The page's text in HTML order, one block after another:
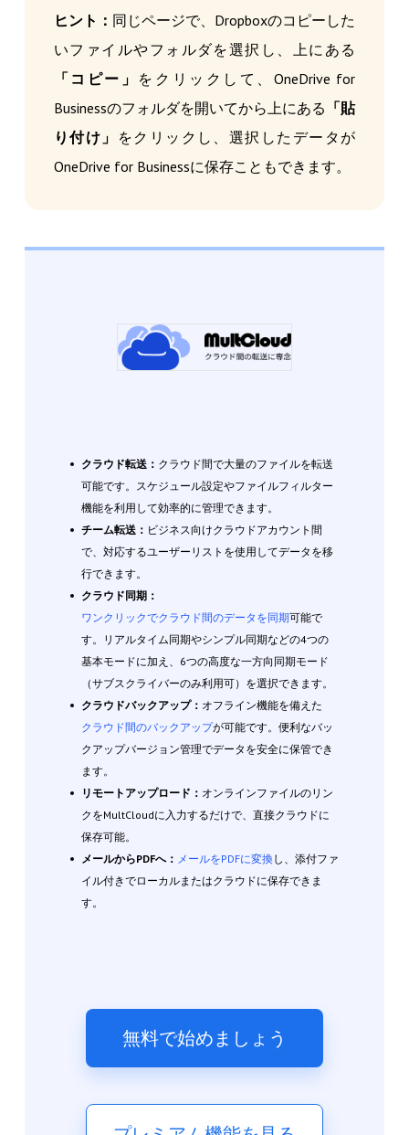
ヒント： 同じページで、Dropboxのコピーした
いファイルやフォルダを選択し、上にある
「コピー」 をクリックして、OneDrive for
Businessのフォルダを開いてから上にある 「貼
り付け」 をクリックし、選択したデータが
OneDrive for Businessに保存こともできます。
クラウド転送： クラウド間で大量のファイルを転送
可能です。スケジュール設定やファイルフィルター
機能を利用して効率的に管理できます。
チーム転送： ビジネス向けクラウドアカウント間
で、対応するユーザーリストを使用してデータを移
行できます。
クラウド同期：
ワンクリックでクラウド間のデータを同期可能で
す。リアルタイム同期やシンプル同期などの4つの
基本モードに加え、6つの高度な一方向同期モード
（サブスクライバーのみ利用可）を選択できます。
クラウドバックアップ： オフライン機能を備えた
クラウド間のバックアップが可能です。便利なバッ
クアップバージョン管理でデータを安全に保管でき
ます。
リモートアップロード： オンラインファイルのリン
クをMultCloudに入力するだけで、直接クラウドに
保存可能。
メールからPDFへ： メールをPDFに変換 し、添付ファ
イル付きでローカルまたはクラウドに保存できま
す。
無料で始めましょう